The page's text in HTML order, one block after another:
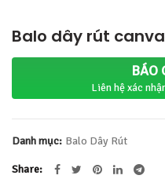
Balo dây rút
BÁO
Liên hệ xác
Danh mục: Balo Dây Rút
Share